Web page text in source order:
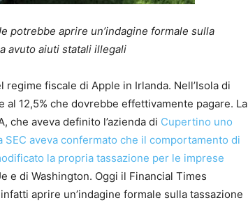
potrebbe aprire un’indagine formale sulla
avuto aiuti statali illegali
fiscale di Apple in Irlanda. Nell’Isola di
12,5% che dovrebbe effettivamente pagare. La
che aveva definito l’azienda di Cupertino uno
SEC aveva confermato che il comportamento di
la propria tassazione per le imprese
e di Washington. Oggi il Financial Times
aprire un’indagine formale sulla tassazione